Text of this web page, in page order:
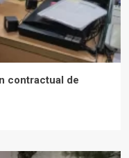
contractual de